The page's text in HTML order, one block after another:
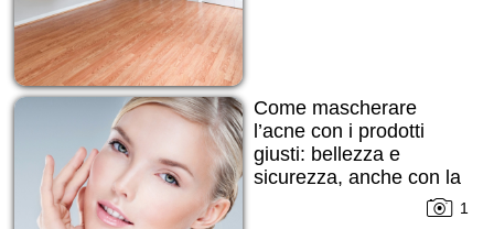
Come mascherare
l’acne con i prodotti
giusti: bellezza e
sicurezza, anche con la
1